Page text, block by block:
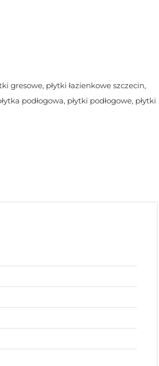
gresowe, płytki łazienkowe szczecin,
podłogowa, płytki podłogowe, płytki